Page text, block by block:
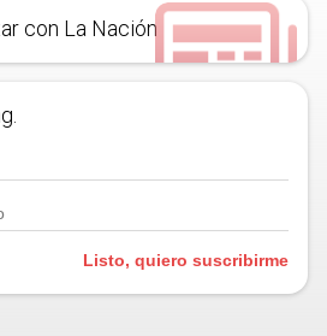
con La Nación
Listo, quiero suscribirme